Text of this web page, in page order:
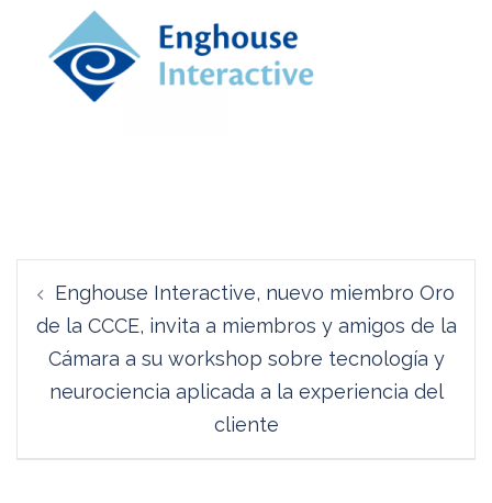
de
entradas
Enghouse Interactive, nuevo miembro Oro
de la CCCE, invita a miembros y amigos de la
Cámara a su workshop sobre tecnología y
neurociencia aplicada a la experiencia del
cliente